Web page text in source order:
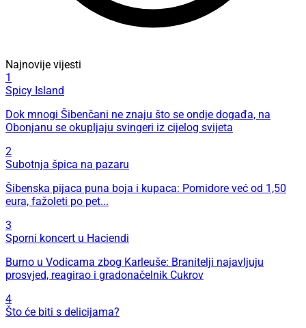
Najnovije vijesti
1
Spicy Island
Dok mnogi Šibenčani ne znaju što se ondje događa, na
Obonjanu se okupljaju svingeri iz cijelog svijeta
2
Subotnja špica na pazaru
Šibenska pijaca puna boja i kupaca: Pomidore već od 1,50
eura, fažoleti po pet...
3
Sporni koncert u Haciendi
Burno u Vodicama zbog Karleuše: Branitelji najavljuju
prosvjed, reagirao i gradonačelnik Cukrov
4
Što će biti s delicijama?